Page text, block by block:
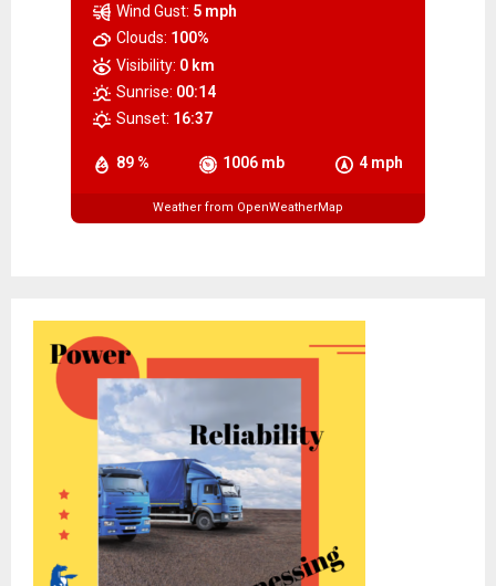
89 % 1006 mb 4 mph
Wind Gust: 5 mph
Clouds: 100%
Visibility: 0 km
Sunrise: 00:14
Sunset: 16:37
Weather from OpenWeatherMap